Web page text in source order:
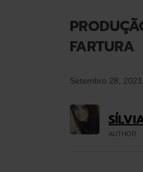
FARTURA
Setembro 28, 2021
AUTHOR